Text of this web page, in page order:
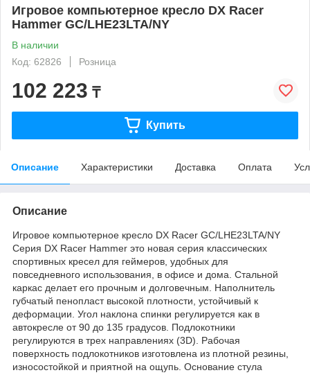
Игровое компьютерное кресло DX Racer
Hammer GC/LHE23LTA/NY
В наличии
Код: 62826
Розница
102 223 ₸
Купить
Описание Характеристики Доставка Оплата
Описание
Игровое компьютерное кресло DX Racer GC/LHE23LTA/NY
Серия DX Racer Hammer это новая серия классических
спортивных кресел для геймеров, удобных для
повседневного использования, в офисе и дома. Стальной
каркас делает его прочным и долговечным. Наполнитель
губчатый пенопласт высокой плотности, устойчивый к
деформации. Угол наклона спинки регулируется как в
автокресле от 90 до 135 градусов. Подлокотники
регулируются в трех направлениях (3D). Рабочая
поверхность подлокотников изготовлена из плотной резины,
износостойкой и приятной на ощупь. Основание стула